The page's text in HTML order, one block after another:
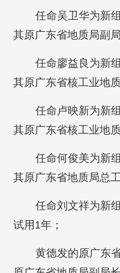
任命吴卫华为新
其原广东省地质局副
任命廖益良为新
其原广东省核工业地
任命卢映新为新
其原广东省核工业地
任命何俊美为新
其原广东省地质局总
任命刘文祥为新
试用1年；
黄德发的原广东